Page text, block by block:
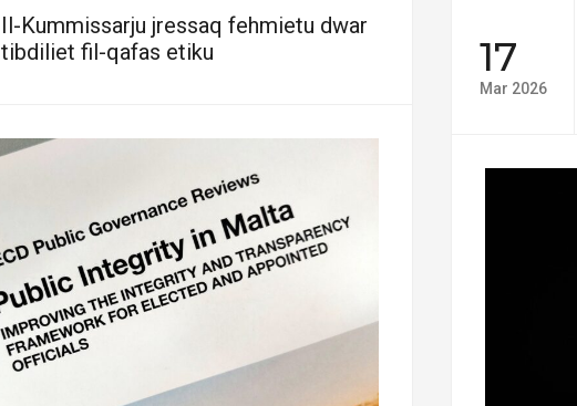
Il-Kummissarju jressaq fehmietu dwar
tibdiliet fil-qafas etiku
17
Mar 2026